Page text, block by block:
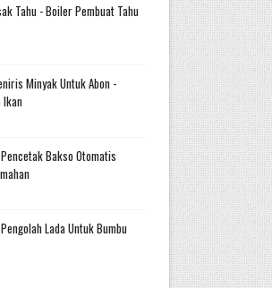
Tahu - Boiler Pembuat Tahu
Minyak Untuk Abon -
Ikan
Bakso Otomatis
Lada Untuk Bumbu